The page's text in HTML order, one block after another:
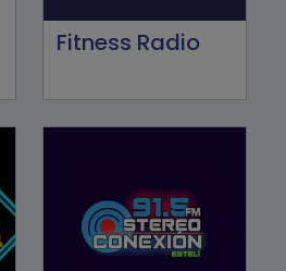
Fitness Radio